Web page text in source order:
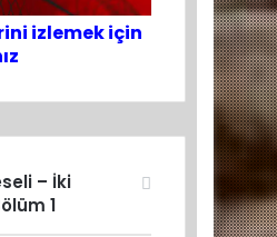
izlemek için
– İki
1